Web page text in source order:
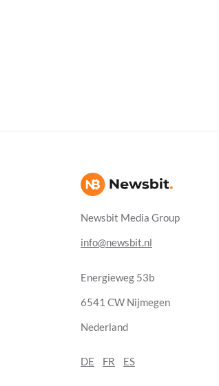
Newsbit Media Group
info@newsbit.nl
Energieweg 53b
6541 CW Nijmegen
Nederland
DE FR ES